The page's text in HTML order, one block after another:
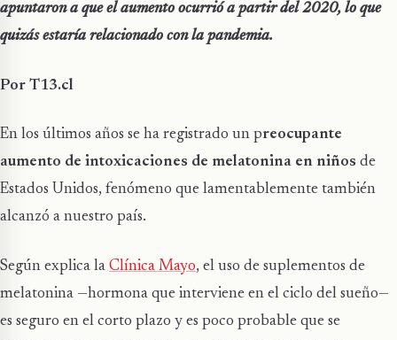
apuntaron a que el aumento ocurrió a partir del 2020, lo que
quizás estaría relacionado con la pandemia.
Por T13.cl
En los últimos años se ha registrado un preocupante
aumento de intoxicaciones de melatonina en niños de
Estados Unidos, fenómeno que lamentablemente también
alcanzó a nuestro país.
Según explica la Clínica Mayo, el uso de suplementos de
melatonina —hormona que interviene en el ciclo del sueño—
es seguro en el corto plazo y es poco probable que se